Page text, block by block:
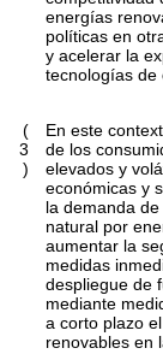
energías
políticas en
y acelerar la
tecnologías de
(
3
)
En este
de los
elevados y
económicas y
la demanda
natural por
aumentar la
medidas
despliegue de
mediante
a corto plazo
renovables en